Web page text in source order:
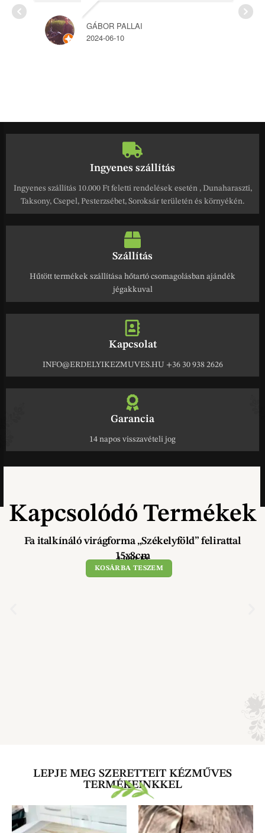
GÁBOR PALLAI
2024-06-10
Ingyenes szállítás
Ingyenes szállítás 10.000 Ft feletti rendelések esetén , Dunaharaszti,
Taksony, Csepel, Pesterzsébet, Soroksár területén és környékén.
Szállítás
Hűtött termékek szállítása hőtartó csomagolásban ajándék
jégakkuval
Kapcsolat
INFO@ERDELYIKEZMUVES.HU +36 30 938 2626
Garancia
14 napos visszavételi jog
Kapcsolódó Termékek
Fa italkínáló virágforma „Székelyföld” felirattal
15x8cm
4 900Ft
KOSÁRBA TESZEM
LEPJE MEG SZERETTEIT KÉZMŰVES
TERMÉKEINKKEL